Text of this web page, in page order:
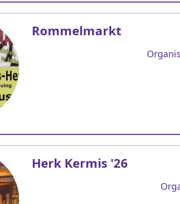
Rommelmarkt
Herk Kermis '26